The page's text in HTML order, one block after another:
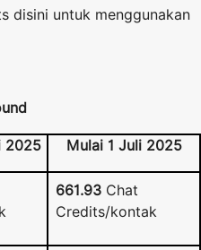
disini untuk menggunakan
2025 Mulai 1 Juli 2025
661.93 Chat
Credits/kontak